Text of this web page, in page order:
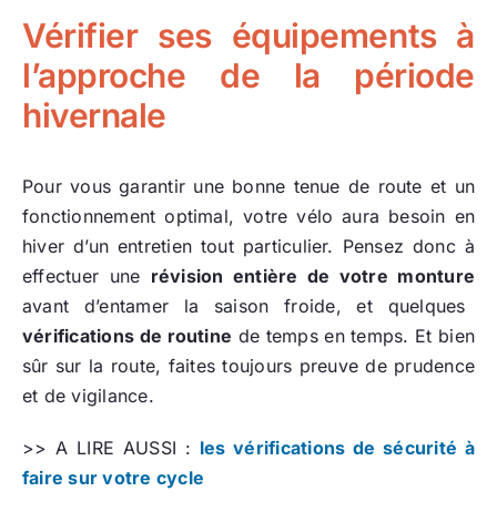
Vérifier ses équipements à
l’approche de la période
hivernale
Pour vous garantir une bonne tenue de route et un
fonctionnement optimal, votre vélo aura besoin en
hiver d’un entretien tout particulier. Pensez donc à
effectuer une révision entière de votre monture
avant d’entamer la saison froide, et quelques
vérifications de routine de temps en temps. Et bien
sûr sur la route, faites toujours preuve de prudence
et de vigilance.
>> A LIRE AUSSI : les vérifications de sécurité à
faire sur votre cycle